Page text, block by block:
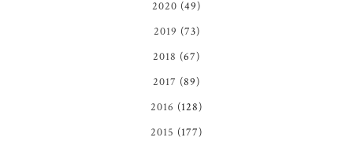
2020 (49)
2019 (73)
2018 (67)
2017 (89)
2016 (128)
2015 (177)